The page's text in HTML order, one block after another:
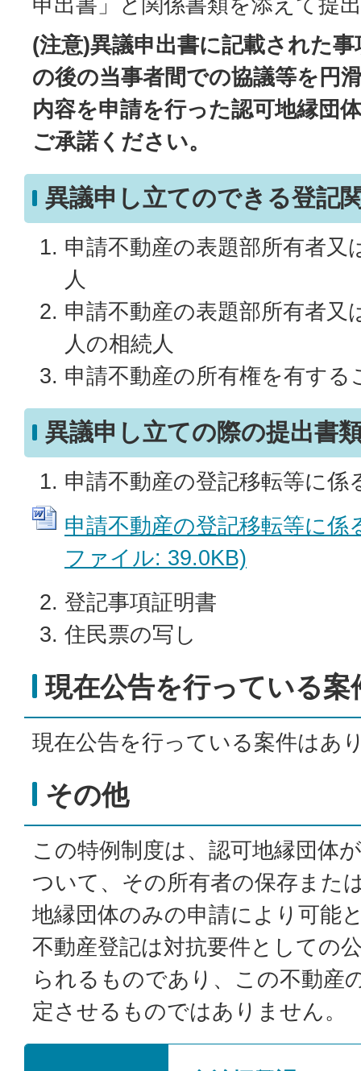
(注意)異議申出書に記載された
の後の当事者間での協議等を円
内容を申請を行った認可地縁団
ご承諾ください。
異議申し立てのできる登記
申請不動産の表題部所有者又
人
申請不動産の表題部所有者又
人の相続人
申請不動産の所有権を有する
異議申し立ての際の提出書
申請不動産の登記移転等に係
申請不動産の登記移転等に係
ファイル: 39.0KB)
登記事項証明書
住民票の写し
現在公告を行っている案
現在公告を行っている案件はあ
その他
この特例制度は、認可地縁団体
ついて、その所有者の保存また
地縁団体のみの申請により可能
不動産登記は対抗要件としての
られるものであり、この不動産
定させるものではありません。